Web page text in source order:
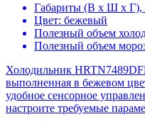
Габариты (В х Ш х Г),
Цвет: бежевый
Полезный объем
Полезный объем
Холодильник
выполненная в бежевом
удобное сенсорное
настроите требуемые